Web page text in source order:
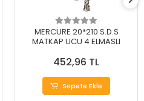
MERCURE 20*210 S.D.S
MATKAP UCU 4 ELMASLI
452,96 TL
Sepete Ekle